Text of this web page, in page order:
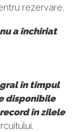
rezervare.
a închiriat
în timpul
disponibile
în zilele